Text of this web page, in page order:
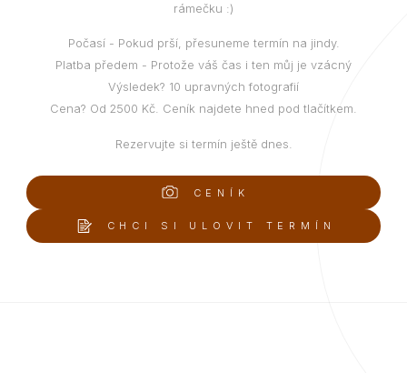
rámečku :)
Počasí - Pokud prší, přesuneme termín na jindy.
Platba předem - Protože váš čas i ten můj je vzácný
Výsledek? 10 upravných fotografií
Cena? Od 2500 Kč. Ceník najdete hned pod tlačítkem.
Rezervujte si termín ještě dnes.
CENÍK
CHCI SI ULOVIT TERMÍN